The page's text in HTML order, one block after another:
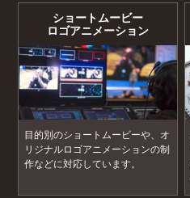
ショートムービー
ロゴアニメーション
目的別のショートムービーや、オ
リジナルロゴアニメーションの制
作などに対応しています。